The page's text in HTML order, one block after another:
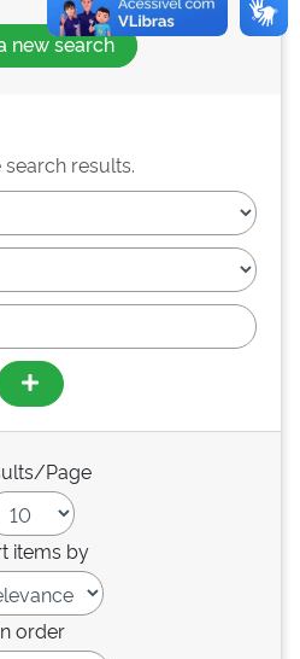
new search
results.
Page
items by
order